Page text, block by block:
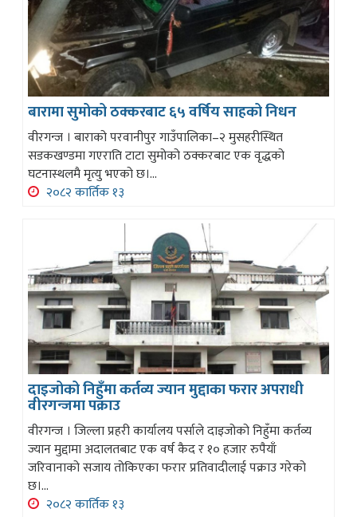
बारामा सुमोको ठक्करबाट ६५ वर्षिय साहको निधन
वीरगन्ज । बाराको परवानीपुर गाउँपालिका–२ मुसहरीस्थित
सडकखण्डमा गएराति टाटा सुमोको ठक्करबाट एक वृद्धको
घटनास्थलमै मृत्यु भएको छ।...
२०८२ कार्तिक १३
दाइजोको निहुँमा कर्तव्य ज्यान मुद्दाका फरार अपराधी
वीरगन्जमा पक्राउ
वीरगन्ज । जिल्ला प्रहरी कार्यालय पर्साले दाइजोको निहुँमा कर्तव्य
ज्यान मुद्दामा अदालतबाट एक वर्ष कैद र १० हजार रुपैयाँ
जरिवानाको सजाय तोकिएका फरार प्रतिवादीलाई पक्राउ गरेको
छ।...
२०८२ कार्तिक १३